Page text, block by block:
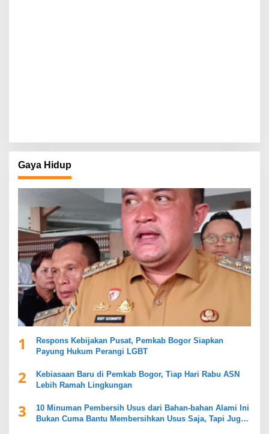
Gaya Hidup
1
Respons Kebijakan Pusat, Pemkab Bogor Siapkan
Payung Hukum Perangi LGBT
2
Kebiasaan Baru di Pemkab Bogor, Tiap Hari Rabu ASN
Lebih Ramah Lingkungan
3
10 Minuman Pembersih Usus dari Bahan-bahan Alami Ini
Bukan Cuma Bantu Membersihkan Usus Saja, Tapi Juga